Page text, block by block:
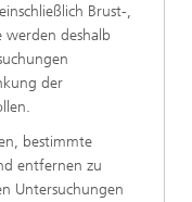
Brust-,
werden deshalb
der
bestimmte
entfernen zu
Untersuchungen